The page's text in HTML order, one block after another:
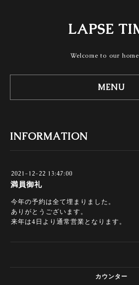
LAPSE
Welcome to our
MENU
INFORMATION
2021-12-22 13:47:00
満員御礼
今年の予約は全て埋まりました。
ありがとうございます。
来年は4日より通常営業となります。
カウンター